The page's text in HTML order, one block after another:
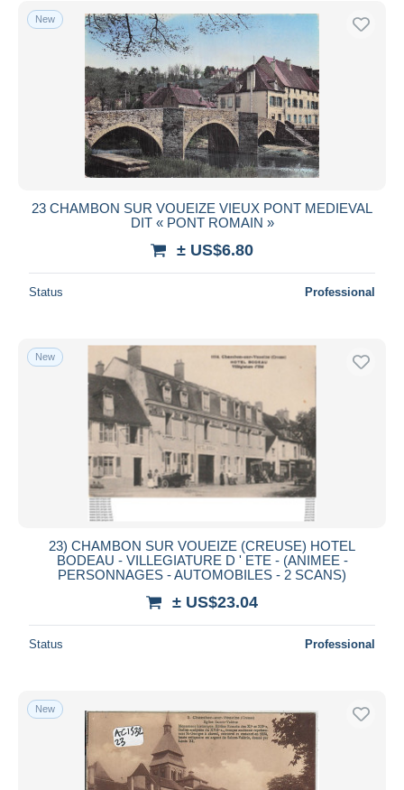
New
23 CHAMBON SUR VOUEIZE VIEUX PONT MEDIEVAL
DIT « PONT ROMAIN »
± US$6.80
Status Professional
New
23) CHAMBON SUR VOUEIZE (CREUSE) HOTEL
BODEAU - VILLEGIATURE D ' ETE - (ANIMEE -
PERSONNAGES - AUTOMOBILES - 2 SCANS)
± US$23.04
Status Professional
New